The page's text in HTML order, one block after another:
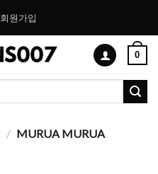
회원가입
0
/ MURUA MURUA